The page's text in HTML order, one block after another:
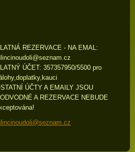
REZERVACE - NA EMAL:
oudoli@seznam.cz
ÚČET: 357357950/5500 pro
ÚČTY A EMAILY JSOU
A REZERVACE NEBUDE